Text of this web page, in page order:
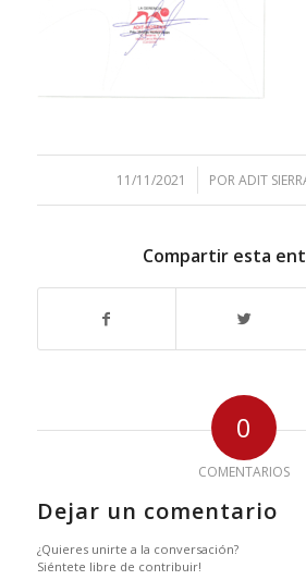
11/11/2021
/ PORADIT
Compartir esta
0
COMENTARIOS
Dejar un comentario
¿Quieres unirte a la conversación?
Siéntete libre de contribuir!